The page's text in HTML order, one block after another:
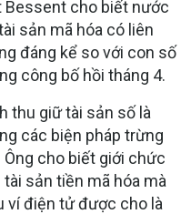
Bessent cho biết nước
sản mã hóa có liên
đáng kể so với con số
công bố hồi tháng 4.
thu giữ tài sản số là
các biện pháp trừng
cho biết giới chức
sản tiền mã hóa mà
ví điện tử được cho là